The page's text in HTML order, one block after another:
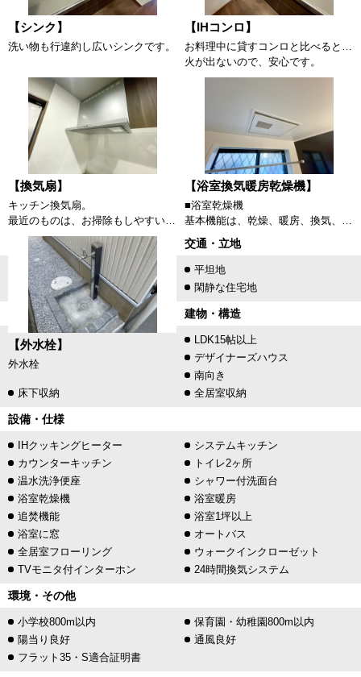
【シンク】
洗い物も行違約し広いシンクです。
【IHコンロ】
お料理中に貸すコンロと比べると些細な事故がへらせるＩＨコンロです。
火が出ないので、安心です。
【換気扇】
キッチン換気扇。
最近のものは、お掃除もしやすいです。
【浴室換気暖房乾燥機】
■浴室乾燥機
基本機能は、乾燥、暖房、換気、涼風、24時間換気の5つです。それぞれの機能に特長があり、毎日使用するにあたり、季節に合った使用方法がありますので、浴室乾燥機は年間を通して使うことができます。
【外水栓】
外水栓
交通・立地
平坦地
閑静な住宅地
建物・構造
LDK15帖以上
デザイナーズハウス
南向き
床下収納
全居室収納
設備・仕様
IHクッキングヒーター
システムキッチン
カウンターキッチン
トイレ2ヶ所
温水洗浄便座
シャワー付洗面台
浴室乾燥機
浴室暖房
追焚機能
浴室1坪以上
浴室に窓
オートバス
全居室フローリング
ウォークインクローゼット
TVモニタ付インターホン
24時間換気システム
環境・その他
小学校800m以内
保育園・幼稚園800m以内
陽当り良好
通風良好
フラット35・S適合証明書